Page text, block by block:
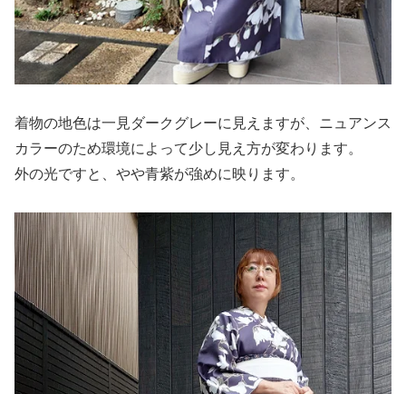
着物の地色は一見ダークグレーに見えますが、ニュアンス
カラーのため環境によって少し見え方が変わります。
外の光ですと、やや青紫が強めに映ります。